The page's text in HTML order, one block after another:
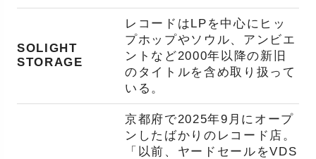
SOLIGHT
STORAGE
レコードはLPを中心にヒッ
プホップやソウル、アンビエ
ントなど2000年以降の新旧
のタイトルを含め取り扱って
いる。
京都府で2025年9月にオープ
ンしたばかりのレコード店。
「以前、ヤードセールをVDS